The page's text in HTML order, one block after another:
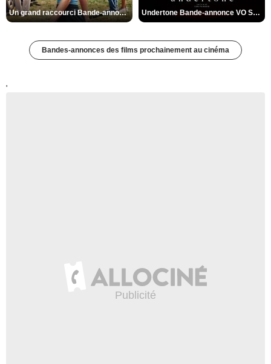
Un grand raccourci Bande-annonce VF Undertone Bande-annonce VO STFR
Bandes-annonces des films prochainement au cinéma
'